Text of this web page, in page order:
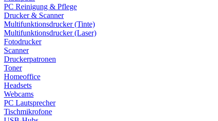
PC Reinigung & Pflege
Drucker & Scanner
Multifunktionsdrucker (Tinte)
Multifunktionsdrucker (Laser)
Fotodrucker
Scanner
Druckerpatronen
Toner
Homeoffice
Headsets
Webcams
PC Lautsprecher
Tischmikrofone